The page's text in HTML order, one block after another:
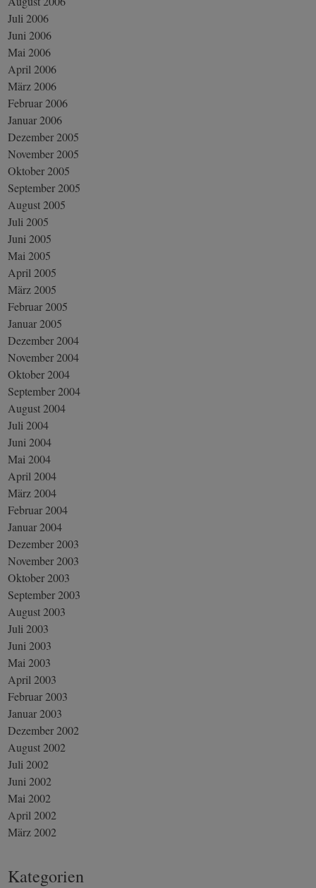
Juli 2006
Juni 2006
Mai 2006
April 2006
März 2006
Februar 2006
Januar 2006
Dezember 2005
November 2005
Oktober 2005
September 2005
August 2005
Juli 2005
Juni 2005
Mai 2005
April 2005
März 2005
Februar 2005
Januar 2005
Dezember 2004
November 2004
Oktober 2004
September 2004
August 2004
Juli 2004
Juni 2004
Mai 2004
April 2004
März 2004
Februar 2004
Januar 2004
Dezember 2003
November 2003
Oktober 2003
September 2003
August 2003
Juli 2003
Juni 2003
Mai 2003
April 2003
Februar 2003
Januar 2003
Dezember 2002
August 2002
Juli 2002
Juni 2002
Mai 2002
April 2002
März 2002
Kategorien